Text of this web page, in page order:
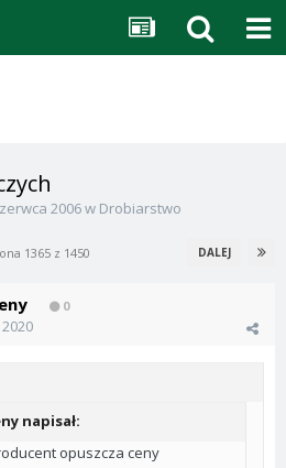
2006w Drobiarstwo
DALEJ
1365 z 1450
0
napisał:
opuszcza ceny